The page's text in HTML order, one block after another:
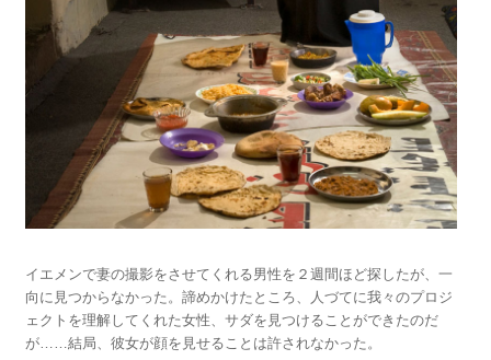
イエメンで妻の撮影をさせてくれる男性を２週間ほど探したが、一
向に見つからなかった。諦めかけたところ、人づてに我々のプロジ
ェクトを理解してくれた女性、サダを見つけることができたのだ
が……結局、彼女が顔を見せることは許されなかった。